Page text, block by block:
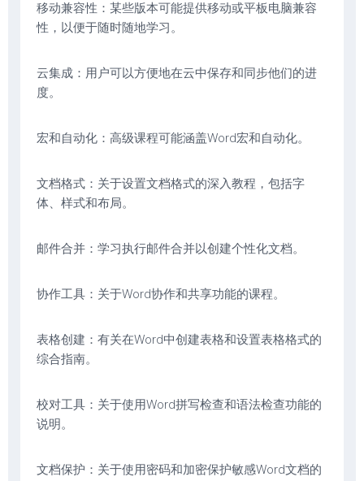
移动兼容性：某些版本可能提供移动或平板电脑兼容
性，以便于随时随地学习。
云集成：用户可以方便地在云中保存和同步他们的进
度。
宏和自动化：高级课程可能涵盖Word宏和自动化。
文档格式：关于设置文档格式的深入教程，包括字
体、样式和布局。
邮件合并：学习执行邮件合并以创建个性化文档。
协作工具：关于Word协作和共享功能的课程。
表格创建：有关在Word中创建表格和设置表格格式的
综合指南。
校对工具：关于使用Word拼写检查和语法检查功能的
说明。
文档保护：关于使用密码和加密保护敏感Word文档的